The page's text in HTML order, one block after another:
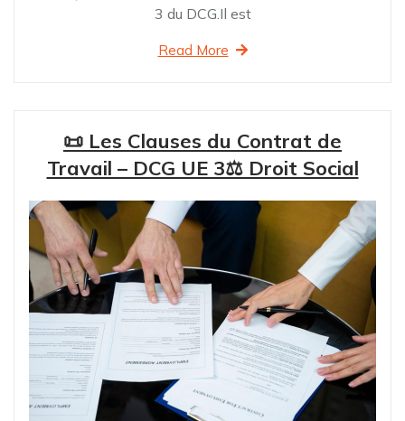
3 du DCG.Il est
Read More
📜 Les Clauses du Contrat de
Travail – DCG UE 3⚖️ Droit Social